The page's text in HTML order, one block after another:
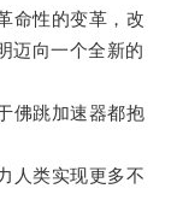
性的变革，改
迈向一个全新的
跳加速器都抱
类实现更多不